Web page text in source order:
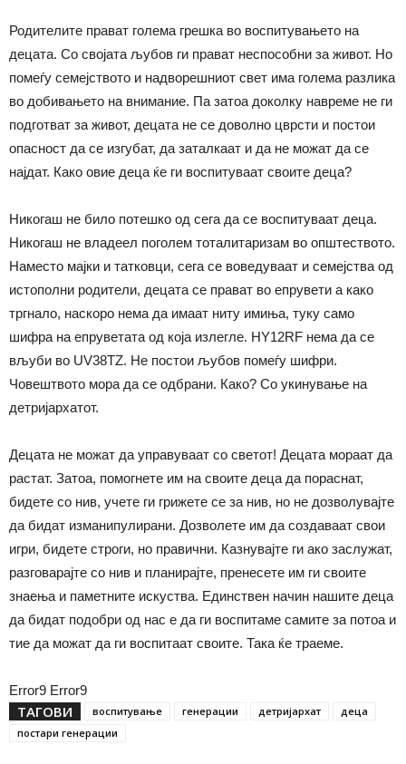
Родителите прават голема грешка во воспитувањето на
децата. Со својата љубов ги прават неспособни за живот. Но
помеѓу семејството и надворешниот свет има голема разлика
во добивањето на внимание. Па затоа доколку навреме не ги
подготват за живот, децата не се доволно цврсти и постои
опасност да се изгубат, да заталкаат и да не можат да се
најдат. Како овие деца ќе ги воспитуваат своите деца?
Никогаш не било потешко од сега да се воспитуваат деца.
Никогаш не владеел поголем тоталитаризам во општеството.
Наместо мајки и татковци, сега се воведуваат и семејства од
истополни родители, децата се прават во епрувети а како
тргнало, наскоро нема да имаат ниту имиња, туку само
шифра на епруветата од која излегле. HY12RF нема да се
вљуби во UV38TZ. Не постои љубов помеѓу шифри.
Човештвото мора да се одбрани. Како? Со укинување на
детријархатот.
Децата не можат да управуваат со светот! Децата мораат да
растат. Затоа, помогнете им на своите деца да пораснат,
бидете со нив, учете ги грижете се за нив, но не дозволувајте
да бидат изманипулирани. Дозволете им да создаваат свои
игри, бидете строги, но правични. Казнувајте ги ако заслужат,
разговарајте со нив и планирајте, пренесете им ги своите
знаења и паметните искуства. Единствен начин нашите деца
да бидат подобри од нас е да ги воспитаме самите за потоа и
тие да можат да ги воспитаат своите. Така ќе траеме.
Error9 Error9
ТАГОВИ воспитување генерации детријархат
деца
постари генерации